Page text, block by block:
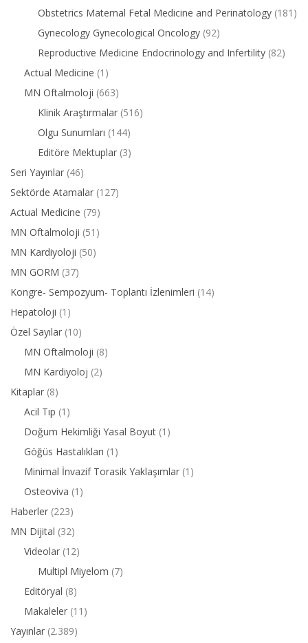
Obstetrics Maternal Fetal Medicine and Perinatology (181)
Gynecology Gynecological Oncology (92)
Reproductive Medicine Endocrinology and Infertility (82)
Actual Medicine (1)
MN Oftalmoloji (663)
Klinik Araştırmalar (516)
Olgu Sunumları (144)
Editöre Mektuplar (3)
Seri Yayınlar (46)
Sektörde Atamalar (127)
Actual Medicine (79)
MN Oftalmoloji (51)
MN Kardiyoloji (50)
MN GORM (37)
Kongre- Sempozyum- Toplantı İzlenimleri (14)
Hepatoloji (1)
Özel Sayılar (10)
MN Oftalmoloji (8)
MN Kardiyoloj (2)
Kitaplar (8)
Acil Tıp (1)
Doğum Hekimliği Yasal Boyut (1)
Göğüs Hastalıkları (1)
Minimal İnvazif Torasik Yaklaşımlar (1)
Osteoviva (1)
Haberler (223)
MN Dijital (32)
Videolar (12)
Multipl Miyelom (7)
Editöryal (8)
Makaleler (11)
Yayınlar (2.389)